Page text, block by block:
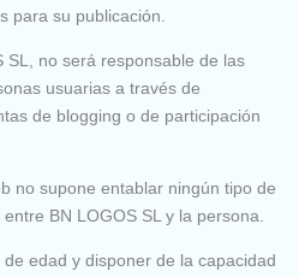
para su publicación.
SL, no será responsable de las
usuarias a través de
de blogging o de participación
no supone entablar ningún tipo de
BN LOGOS SL y la persona.
edad y disponer de la capacidad